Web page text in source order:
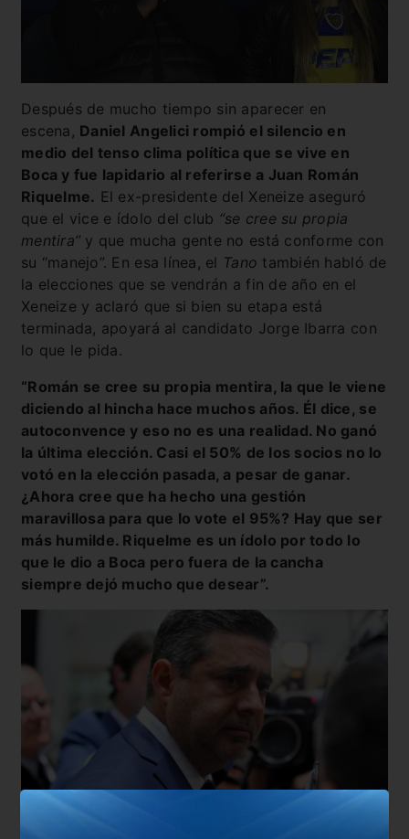
Después de mucho tiempo sin aparecer en
escena, Daniel Angelici rompió el silencio en
medio del tenso clima política que se vive en
Boca y fue lapidario al referirse a Juan Román
Riquelme. El ex-presidente del Xeneize aseguró
que el vice e ídolo del club “se cree su propia
mentira” y que mucha gente no está conforme con
su “manejo”. En esa línea, el Tano también habló de
la elecciones que se vendrán a fin de año en el
Xeneize y aclaró que si bien su etapa está
terminada, apoyará al candidato Jorge Ibarra con
lo que le pida.
“Román se cree su propia mentira, la que le viene
diciendo al hincha hace muchos años. Él dice, se
autoconvence y eso no es una realidad. No ganó
la última elección. Casi el 50% de los socios no lo
votó en la elección pasada, a pesar de ganar.
¿Ahora cree que ha hecho una gestión
maravillosa para que lo vote el 95%? Hay que ser
más humilde. Riquelme es un ídolo por todo lo
que le dio a Boca pero fuera de la cancha
siempre dejó mucho que desear”.